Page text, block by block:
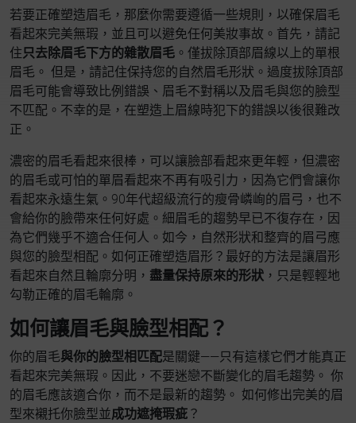
若要正確塑造眉毛，那麼你需要遵循一些規則，以確保眉毛
看起來完美無瑕，並且可以避免任何美妝事故。首先，請記
住只去除眉毛下方的雜散眉毛 。僅拔除頂部眉線以上的單根
眉毛。 但是，請記住保持您的自然眉毛形狀。過度拔除頂部
眉毛可能會導致比例錯誤、眉毛不對稱以及眉毛與您的臉型
不匹配。不幸的是，在塑造上眉線時犯下的錯誤以後很難改
正。
濃密的眉毛看起來很棒，可以讓臉部看起來更年輕，但濃密
的眉毛或可怕的單眉看起來不再有吸引力，因為它們會讓你
看起來永遠生氣。90年代超級流行的瘦骨嶙峋的眉弓，也不
會給你的臉帶來任何好處。細眉毛的趨勢早已不復存在，因
為它們幾乎不適合任何人。如今，自然形狀和整齊的眉弓應
與您的臉型相配。如何正確塑造眉形？最好的方法是讓眉形
看起來自然且輪廓分明， 盡量保持原來的形狀 ，只是輕輕地
勾勒正確的眉毛輪廓。
如何讓眉毛與臉型相配？
你的眉毛與你的臉型相匹配是關鍵——只有這樣它們才能真正
看起來完美無瑕。因此，不要迷戀不斷變化的眉毛趨勢。 你
的眉毛應該適合你，而不是最新的趨勢。 如何修出完美的眉
型來襯托你臉型並成功遮掩瑕疵 ？